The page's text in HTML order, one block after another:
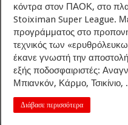
κόντρα στον ΠΑΟΚ, στο
Stoiximan Super League.
προγράμματος στο
τεχνικός των
έκανε γνωστή την
εξής ποδοσφαιριστές:
Μπιανκόν, Κάρμο, Τσικίνιο,
Διάβασε περισσότερα